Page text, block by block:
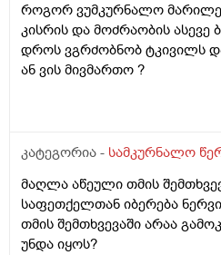
როგორ ვუმკურნალო მარილებს სახსრებში?
კისრის და მოძრაობის ასევე ბეჭეების მოძრაობის
დროს ვგრძობნობ ტკივილს და ტკაცუნს რისი ბრალია
ან ვის მივმართო ?
კატეგორია - სამკურნალო
მაღლა აწეული თმის
საფეთქელთან იბერება
თმის შემთხვევაში არაა
უნდა იყოს?